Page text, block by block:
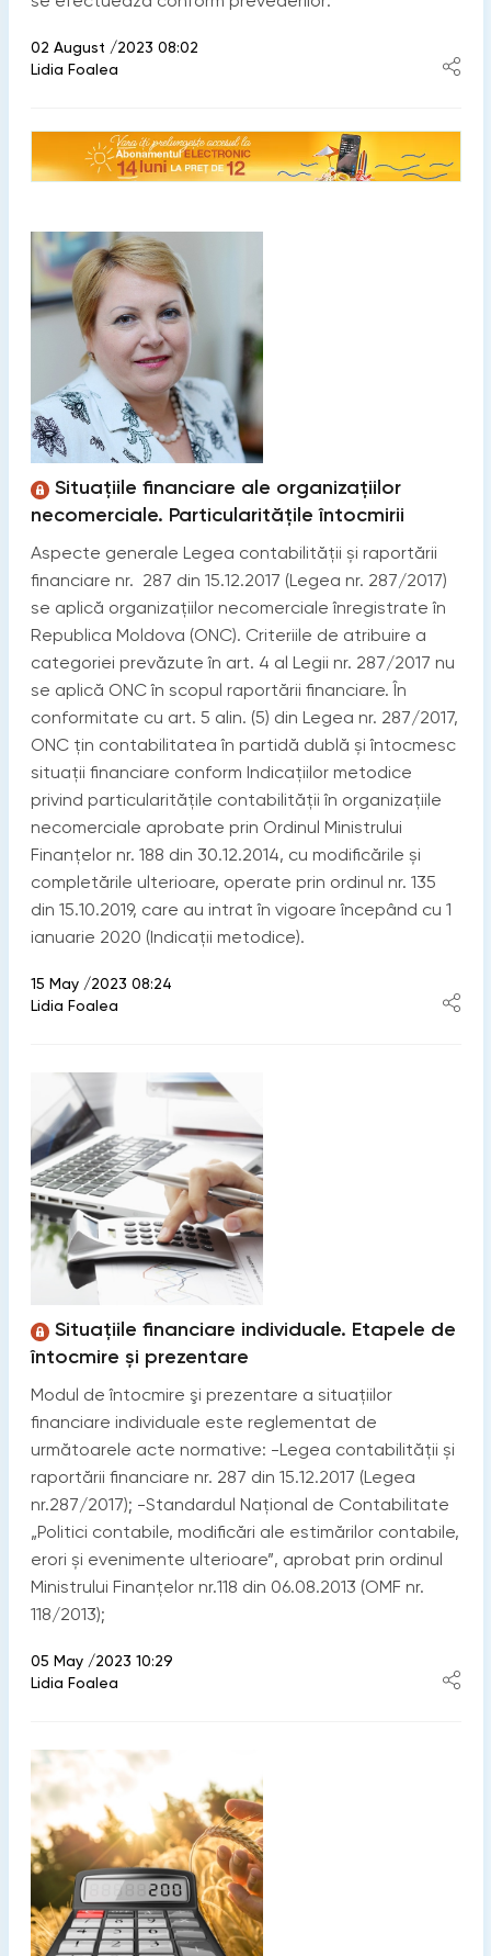
02 August /2023 08:02
Lidia Foalea
Situaţiile financiare ale organizaţiilor
necomerciale. Particularităţile întocmirii
Aspecte generale Legea contabilității și raportării
financiare nr. 287 din 15.12.2017 (Legea nr. 287/2017)
se aplică organizaţiilor necomerciale înregistrate în
Republica Moldova (ONC). Criteriile de atribuire a
categoriei prevăzute în art. 4 al Legii nr. 287/2017 nu
se aplică ONC în scopul raportării financiare. În
conformitate cu art. 5 alin. (5) din Legea nr. 287/2017,
ONC țin contabilitatea în partidă dublă și întocmesc
situații financiare conform Indicaţiilor metodice
privind particularităţile contabilităţii în organizaţiile
necomerciale aprobate prin Ordinul Ministrului
Finanțelor nr. 188 din 30.12.2014, cu modificările și
completările ulterioare, operate prin ordinul nr. 135
din 15.10.2019, care au intrat în vigoare începând cu 1
ianuarie 2020 (Indicaţii metodice).
15 May /2023 08:24
Lidia Foalea
Situațiile financiare individuale. Etapele de
întocmire și prezentare
Modul de întocmire şi prezentare a situațiilor
financiare individuale este reglementat de
următoarele acte normative: -Legea contabilității și
raportării financiare nr. 287 din 15.12.2017 (Legea
nr.287/2017); -Standardul Național de Contabilitate
„Politici contabile, modificări ale estimărilor contabile,
erori și evenimente ulterioare”, aprobat prin ordinul
Ministrului Finanţelor nr.118 din 06.08.2013 (OMF nr.
118/2013);
05 May /2023 10:29
Lidia Foalea